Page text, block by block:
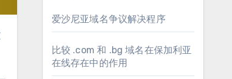
爱沙尼亚域名争议解决程序
比较 .com 和 .bg 域名在保加利亚
在线存在中的作用